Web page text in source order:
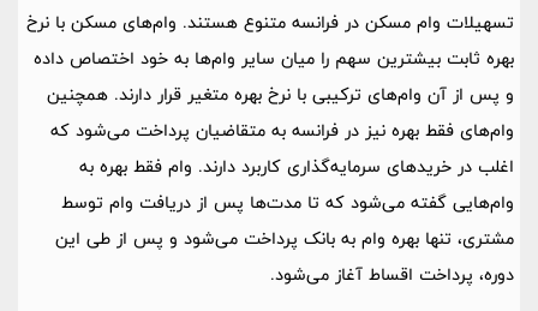
تسهیلات وام مسکن در فرانسه متنوع هستند. وام‌های مسکن با نرخ
بهره ثابت بیشترین سهم را میان سایر وام‌ها به خود اختصاص داده
و پس از آن وام‌های ترکیبی با نرخ بهره متغیر قرار دارند. همچنین
وام‌های فقط بهره نیز در فرانسه به متقاضیان پرداخت می‌شود که
اغلب در خریدهای سرمایه‌گذاری کاربرد دارند. وام فقط بهره به
وام‌هایی گفته می‌شود که تا مدت‌ها پس از دریافت وام توسط
مشتری، تنها بهره وام به بانک پرداخت می‌شود و پس از طی این
دوره، پرداخت اقساط آغاز می‌شود.